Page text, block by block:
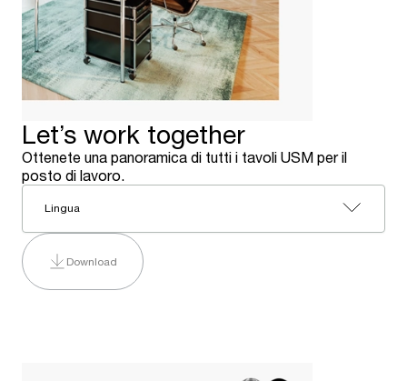
Let’s work together
Ottenete una panoramica di tutti i tavoli USM per il
posto di lavoro.
Lingua
Download